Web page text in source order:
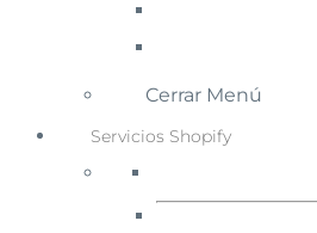
Cerrar Menú
Servicios Shopify